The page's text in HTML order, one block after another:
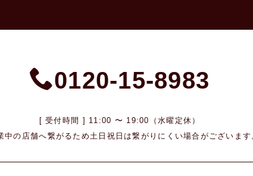
0120-15-8983
[ 受付時間 ] 11:00 〜 19:00（水曜定休）
中の店舗へ繋がるため 土日祝日は繋がりにくい場合がございます